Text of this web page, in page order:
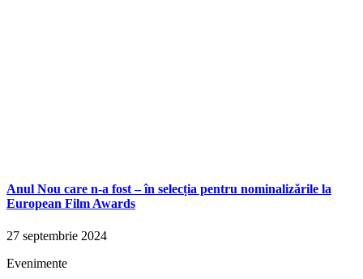
Anul Nou care n-a fost – în selecția pentru nominalizările la
European Film Awards
27 septembrie 2024
Evenimente